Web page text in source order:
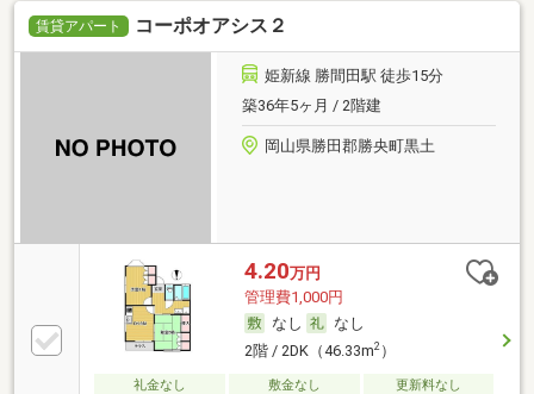
賃貸アパート コーポオアシス２
姫新線 勝間田駅 徒歩15分
築36年5ヶ月 / 2階建
岡山県勝田郡勝央町黒土
4.20万円
管理費1,000円
なし
なし
2階 / 2DK（46.33m2）
礼金なし 敷金なし
更新料なし